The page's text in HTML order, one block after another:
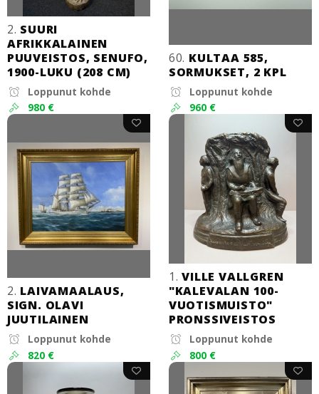
2. SUURI
AFRIKKALAINEN
PUUVEISTOS, SENUFO,
1900-LUKU (208 CM)
Loppunut kohde
980 €
60. KULTAA 585,
SORMUKSET, 2 KPL
Loppunut kohde
960 €
2. LAIVAMAALAUS,
SIGN. OLAVI
JUUTILAINEN
Loppunut kohde
820 €
1. VILLE VALLGREN
"KALEVALAN 100-
VUOTISMUISTO"
PRONSSIVEISTOS
Loppunut kohde
800 €